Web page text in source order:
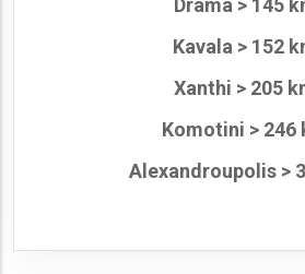
Drama > 145
Kavala > 152
Xanthi > 205
Komotini > 246
Alexandroupolis >